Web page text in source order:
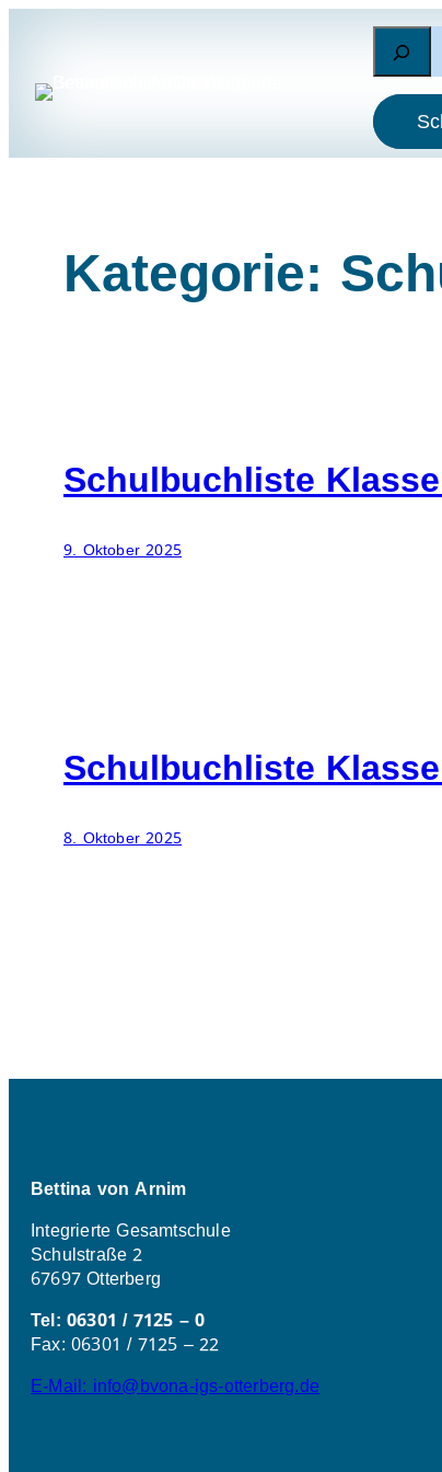
Zum
Suchen
Kategorie:
Schulbuchliste
9. Oktober 2025
Schulbuchliste
8. Oktober 2025
Bettina von Arnim
Integrierte Gesamtschule
Schulstraße 2
67697 Otterberg
Tel: 06301 / 7125 – 0
Fax: 06301 / 7125 – 22
E-Mail: info@bvona-igs-otterberg.de